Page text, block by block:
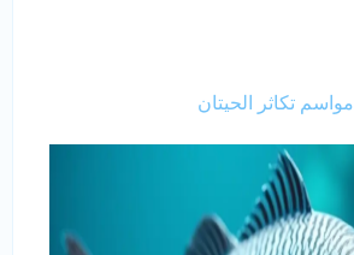
مواسم تكاثر الحيتان